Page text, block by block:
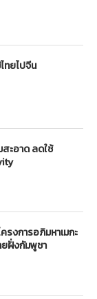
ทยไปจีน
ะอาด ลดใช้
ครงการอภิมหาเมกะ
ฝั่งกัมพูชา